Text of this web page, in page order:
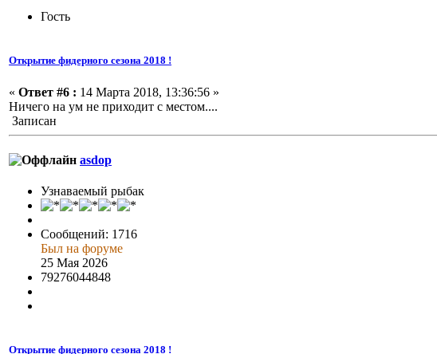
Гость
Открытие фидерного сезона 2018 !
« Ответ #6 : 14 Марта 2018, 13:36:56 »
Ничего на ум не приходит с местом....
Записан
asdop
Узнаваемый рыбак
Сообщений: 1716
Был на форуме
25 Мая 2026
79276044848
Открытие фидерного сезона 2018 !